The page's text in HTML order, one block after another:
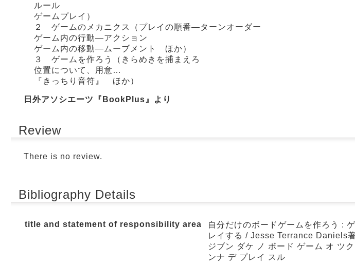
ルール
ゲームプレイ）
２ ゲームのメカニクス（プレイの順番―ターンオーダー
ゲーム内の行動―アクション
ゲーム内の移動―ムーブメント ほか）
３ ゲームを作ろう（きらめきを捕まえろ
位置について、用意…
『きっちり音符』 ほか）
日外アソシエーツ『BookPlus』より
Review
There is no review.
Bibliography Details
title and statement of responsibility area
自分だけのボードゲームを作ろう :
レイする / Jesse Terrance Daniels
ジブン ダケ ノ ボード ゲーム オ ツ
ンナ デ プレイ スル